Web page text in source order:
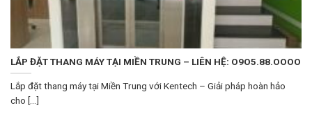
LẮP ĐẶT THANG MÁY TẠI MIỀN TRUNG – LIÊN HỆ: O9O5.88.OOOO
Lắp đặt thang máy tại Miền Trung với Kentech – Giải pháp hoàn hảo
cho [...]